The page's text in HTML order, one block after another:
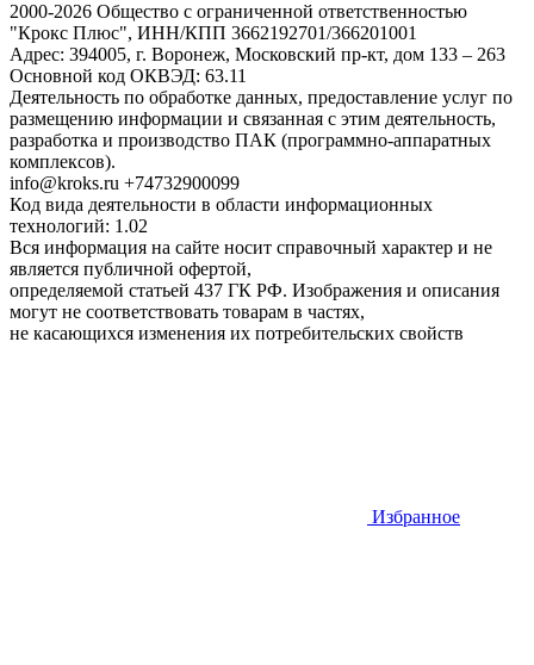
2000-2026 Общество с ограниченной ответственностью
"Крокс Плюс", ИНН/КПП 3662192701/366201001
Адрес: 394005, г. Воронеж, Московский пр-кт, дом 133 – 263
Основной код ОКВЭД: 63.11
Деятельность по обработке данных, предоставление услуг по
размещению информации и связанная с этим деятельность,
разработка и производство ПАК (программно-аппаратных
комплексов).
info@kroks.ru +74732900099
Код вида деятельности в области информационных
технологий: 1.02
Вся информация на сайте носит справочный характер и не
является публичной офертой,
определяемой статьей 437 ГК РФ. Изображения и описания
могут не соответствовать товарам в частях,
не касающихся изменения их потребительских свойств
Избранное